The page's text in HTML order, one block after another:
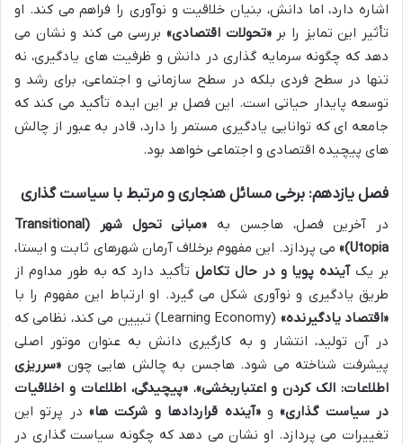
اشاره دارد، اما دانش، بنیان خلاقیت و نوآوری را فراهم می کند. او
تأثیر این تمایز را بر«تحولات اقتصادی» بررسی می کند و نشان می
دهد که چگونه سرمایه گذاری در دانش و ظرفیت های یادگیری، نه
تنها در سطح فردی بلکه در سطح سازمانی و اجتماعی، برای رشد و
توسعه پایدار حیاتی است. این فصل بر این ایده تأکید می کند که
جامعه ای که توانایی یادگیری مستمر را دارد، قادر به عبور از چالش
های پیچیده اقتصادی و اجتماعی خواهد بود.
فصل یازدهم: برخی مسائل هنجاری و مرتبط با سیاست گذاری
در آخرین فصل، هاجسن به
«مبانی تحول شهر (Transitional
Utopia)»
می پردازد. این مفهوم برخلاف آرمان شهرهای ثابت و ایستا،
بر یکآینده پویا و در حال تکامل تأکید دارد که به طور مداوم از
طریق یادگیری و نوآوری شکل می گیرد. او ارتباط این مفهوم را با
«اقتصاد یادگیرنده»
(Learning Economy) تبیین می کند، نظامی که
در آن تولید، انتشار و به کارگیری دانش به عنوان موتور اصلی
پیشرفت شناخته می شود. هاجسن به چالش هایی چون «سرریزی
اطلاعات: الک کردن و اعتباربخشی»،«پیچیدگی، اطلاعات و اخلاقیات
در سیاست گذاری»و«آینده قراردادها و شرکت ها»در پرتو این
تغییرات می پردازد. او نشان می دهد که چگونه سیاست گذاری در